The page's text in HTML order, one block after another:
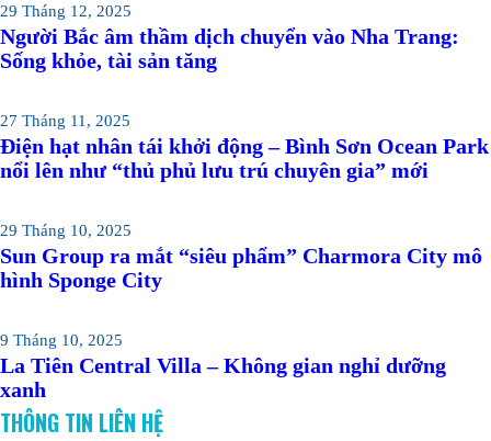
29 Tháng 12, 2025
Người Bắc âm thầm dịch chuyển vào Nha Trang:
Sống khỏe, tài sản tăng
27 Tháng 11, 2025
Điện hạt nhân tái khởi động – Bình Sơn Ocean Park
nổi lên như “thủ phủ lưu trú chuyên gia” mới
29 Tháng 10, 2025
Sun Group ra mắt “siêu phẩm” Charmora City mô
hình Sponge City
9 Tháng 10, 2025
La Tiên Central Villa – Không gian nghỉ dưỡng
xanh
THÔNG TIN LIÊN HỆ